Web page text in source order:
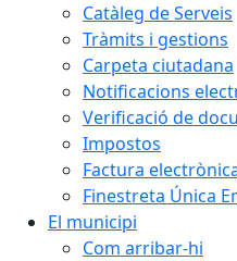
Catàleg de Serveis
Tràmits i gestions
Carpeta ciutadana
Notificacions
Verificació de
Impostos
Factura
Finestreta Única
El municipi
Com arribar-hi